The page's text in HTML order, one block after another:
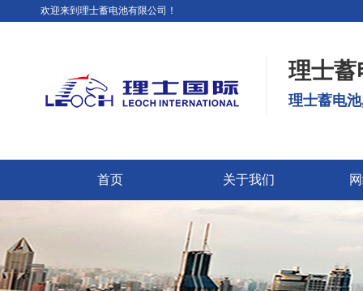
欢迎来到理士蓄电池有限公司！
理士蓄
理士蓄电
首页 关于我们